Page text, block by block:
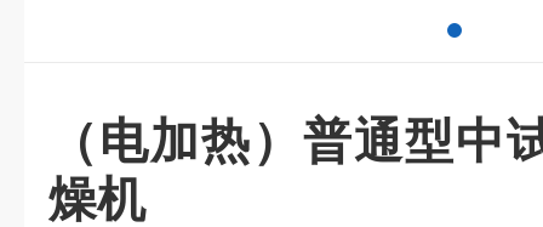
（电加热）普通型中
燥机